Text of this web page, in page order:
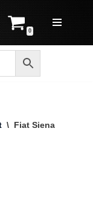
0
\ Fiat Siena